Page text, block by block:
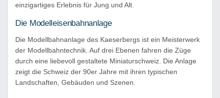
einzigartiges Erlebnis für Jung und Alt.
Die Modelleisenbahnanlage
Die Modellbahnanlage des Kaeserbergs ist ein Meisterwerk
der Modellbahntechnik. Auf drei Ebenen fahren die Züge
durch eine liebevoll gestaltete Miniaturschweiz. Die Anlage
zeigt die Schweiz der 90er Jahre mit ihren typischen
Landschaften, Gebäuden und Szenen.